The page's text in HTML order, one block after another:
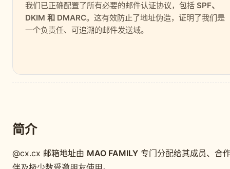
我们已正确配置了所有必要的邮件认证协议，包括 SPF、
DKIM 和 DMARC。这有效防止了地址伪造，证明了我们是
一个负责任、可追溯的邮件发送域。
简介
@cx.cx 邮箱地址由 MAO FAMILY 专门分配给其成员、合